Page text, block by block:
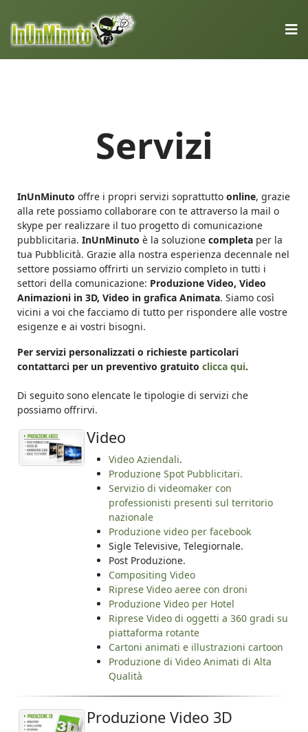
Servizi
InUnMinuto offre i propri servizi soprattutto online, grazie
alla rete possiamo collaborare con te attraverso la mail o
skype per realizzare il tuo progetto di comunicazione
pubblicitaria. InUnMinuto è la soluzione completa per la
tua Pubblicità. Grazie alla nostra esperienza decennale nel
settore possiamo offrirti un servizio completo in tutti i
settori della comunicazione: Produzione Video, Video
Animazioni in 3D, Video in grafica Animata. Siamo così
vicini a voi che facciamo di tutto per rispondere alle vostre
esigenze e ai vostri bisogni.
Per servizi personalizzati o richieste particolari
contattarci per un preventivo gratuito clicca qui.
Di seguito sono elencate le tipologie di servizi che
possiamo offrirvi.
Video
Video Aziendali.
Produzione Spot Pubblicitari.
Servizio di videomaker con
professionisti presenti sul territorio
nazionale
Produzione video per facebook
Sigle Televisive, Telegiornale.
Post Produzione.
Compositing Video
Riprese Video aeree con droni
Produzione Video per Hotel
Riprese Video di oggetti a 360 gradi su
piattaforma rotante
Cartoni animati e illustrazioni cartoon
Produzione di Video Animati di Alta
Qualità
Produzione Video 3D